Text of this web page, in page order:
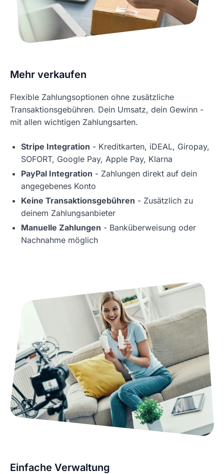
Mehr verkaufen
Flexible Zahlungsoptionen ohne zusätzliche
Transaktionsgebühren. Dein Umsatz, dein Gewinn -
mit allen wichtigen Zahlungsarten.
Stripe Integration - Kreditkarten, iDEAL, Giropay,
SOFORT, Google Pay, Apple Pay, Klarna
PayPal Integration - Zahlungen direkt auf dein
angegebenes Konto
Keine Transaktionsgebühren - Zusätzlich zu
deinem Zahlungsanbieter
Manuelle Zahlungen - Banküberweisung oder
Nachnahme möglich
Einfache Verwaltung